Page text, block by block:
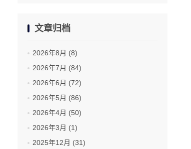
文章归档
2026年8月 (8)
2026年7月 (84)
2026年6月 (72)
2026年5月 (86)
2026年4月 (50)
2026年3月 (1)
2025年12月 (31)